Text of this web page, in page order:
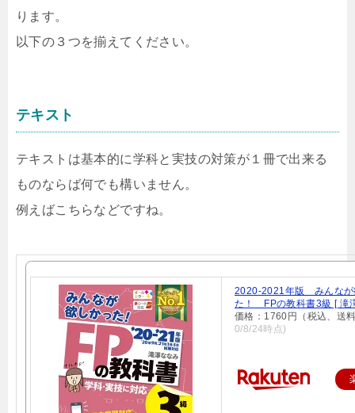
ります。
以下の３つを揃えてください。
テキスト
テキストは基本的に学科と実技の対策が１冊で出来る
ものならば何でも構いません。
例えばこちらなどですね。
2020-2021年版 みんなが
た！ FPの教科書3級 [ 滝
価格：1760円（税込、送
0/8/24時点)